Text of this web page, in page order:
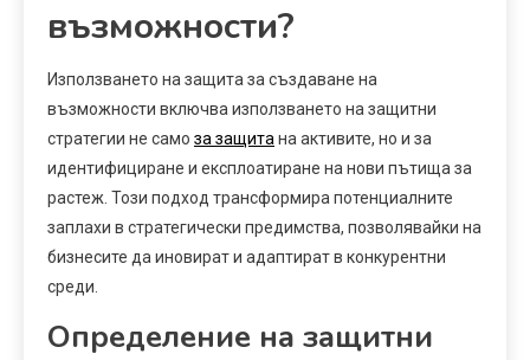
възможности?
Използването на защита за създаване на
възможности включва използването на защитни
стратегии не само за защита на активите, но и за
идентифициране и експлоатиране на нови пътища за
растеж. Този подход трансформира потенциалните
заплахи в стратегически предимства, позволявайки на
бизнесите да иновират и адаптират в конкурентни
среди.
Определение на защитни